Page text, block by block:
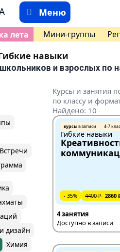
Меню
лета Мини-группы
навыки
и взрослых по
Встречи
дизайн
Химия
Курсы и занятия
по классу и
Найдено: 10
курсыв записи 4-7
Гибкие навыки
- 35% 4400 ₽ 2860
4 занятия
Доступно в записи